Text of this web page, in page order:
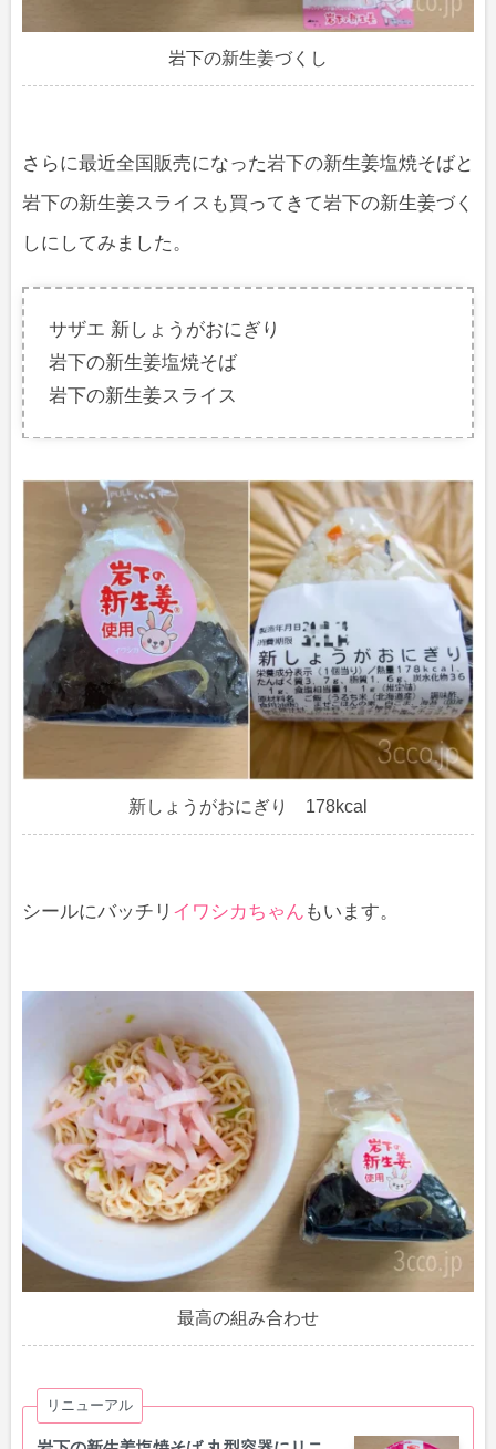
岩下の新生姜づくし
さらに最近全国販売になった岩下の新生姜塩焼そばと
岩下の新生姜スライスも買ってきて岩下の新生姜づく
しにしてみました。
サザエ 新しょうがおにぎり
岩下の新生姜塩焼そば
岩下の新生姜スライス
新しょうがおにぎり 178kcal
シールにバッチリ イワシカちゃん もいます。
最高の組み合わせ
リニューアル